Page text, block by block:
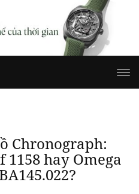
Chronograph:
1158 hay Omega